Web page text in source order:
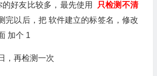
的好友比较多，最先使用
只检测不清
完以后，把 软件建立的标签名，修改
加个 1
，再检测一次